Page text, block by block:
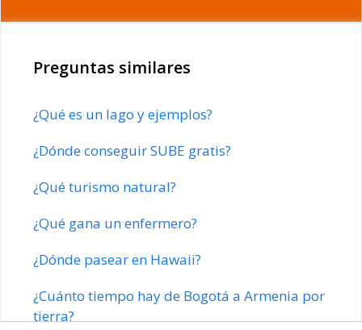
Preguntas similares
¿Qué es un lago y ejemplos?
¿Dónde conseguir SUBE gratis?
¿Qué turismo natural?
¿Qué gana un enfermero?
¿Dónde pasear en Hawaii?
¿Cuánto tiempo hay de Bogotá a Armenia por
tierra?